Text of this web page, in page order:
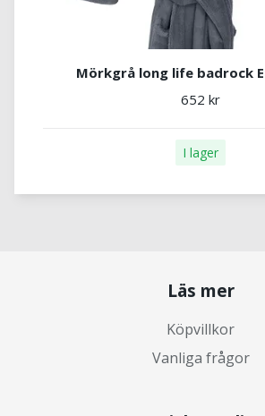
Mörkgrå long life badrock
652 kr
I lager
Läs mer
Köpvillkor
Vanliga frågor